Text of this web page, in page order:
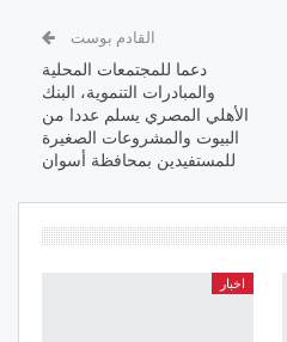
القادم بوست
دعما للمجتمعات المحلية
والمبادرات التنموية، البنك
الأهلي المصري يسلم عددا من
البيوت والمشروعات الصغيرة
للمستفيدين بمحافظة أسوان
اخبار